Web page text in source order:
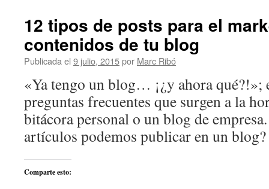
12 tipos de posts para el
contenidos de tu blog
Publicada el 9 julio, 2015por Marc Ribó
«Ya tengo un blog… ¡¿y ahora qué?!»;
preguntas frecuentes que surgen a la
bitácora personal o un blog de
artículos podemos publicar en un
Comparte esto: